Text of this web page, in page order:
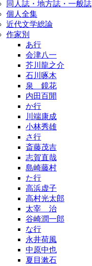
同人誌・地方誌・一般誌
個人全集
近代文学総論
作家別
あ行
会津八一
芥川龍之介
石川啄木
泉 鏡花
内田百閒
か行
川端康成
小林秀雄
さ行
斎藤茂吉
志賀直哉
島崎藤村
た行
高浜虚子
高村光太郎
太宰 治
谷崎潤一郎
な行
永井荷風
中原中也
夏目漱石